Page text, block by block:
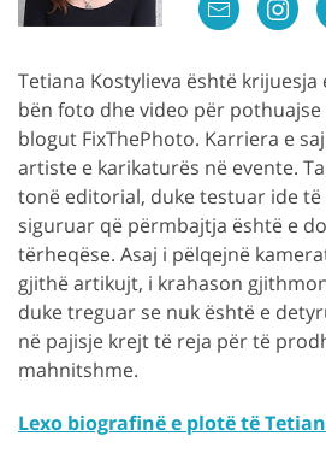
Tetiana Kostylieva është krijuesja
bën foto dhe video për
blogut FixThePhoto. Karriera e
artiste e karikaturës në evente.
tonë editorial, duke testuar ide të
siguruar që përmbajtja është e
tërheqëse. Asaj i pëlqejnë
gjithë artikujt, i krahason
duke treguar se nuk është e
në pajisje krejt të reja për të
mahnitshme.
Lexo biografinë e plotë të